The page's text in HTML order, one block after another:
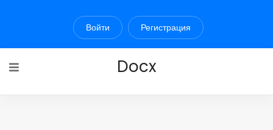
Войти Регистрация
Docx